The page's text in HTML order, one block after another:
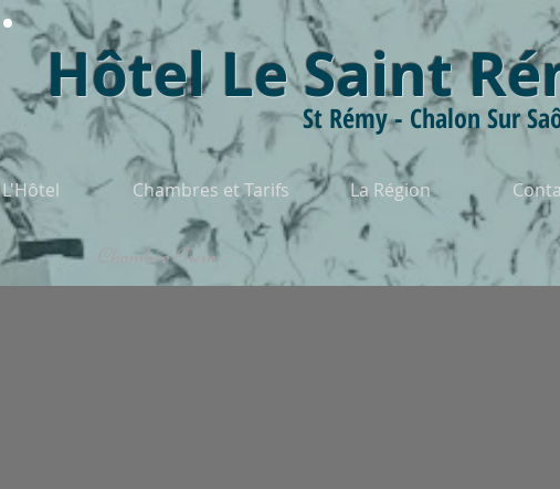
Hôtel Le Saint
St Rémy - Chalon Sur
L'Hôtel Chambres et Tarifs La Région
Chambre Twin